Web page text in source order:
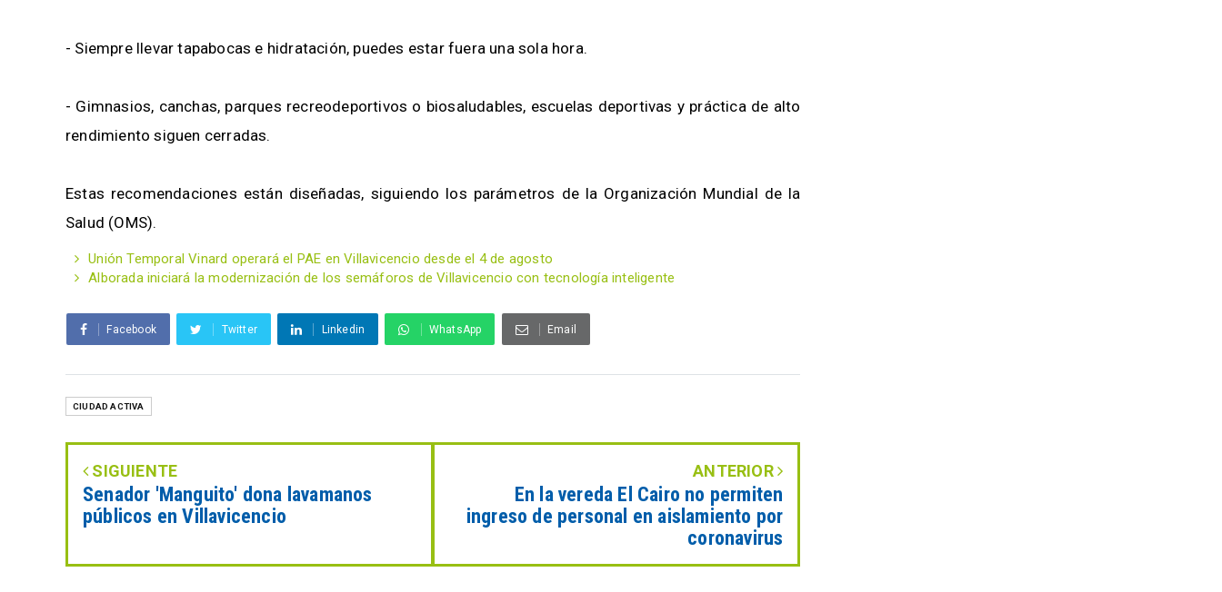
- Siempre llevar tapabocas e hidratación, puedes estar fuera una sola hora.
- Gimnasios, canchas, parques recreodeportivos o biosaludables, escuelas deportivas y práctica de alto
rendimiento siguen cerradas.
Estas recomendaciones están diseñadas, siguiendo los parámetros de la Organización Mundial de la
Salud (OMS).
Unión Temporal Vinard operará el PAE en Villavicencio desde el 4 de agosto
Alborada iniciará la modernización de los semáforos de Villavicencio con tecnología inteligente
Facebook Twitter Linkedin WhatsApp Email
CIUDAD ACTIVA
SIGUIENTE
Senador 'Manguito' dona lavamanos
públicos en Villavicencio
ANTERIOR
En la vereda El Cairo no permiten
ingreso de personal en aislamiento por
coronavirus